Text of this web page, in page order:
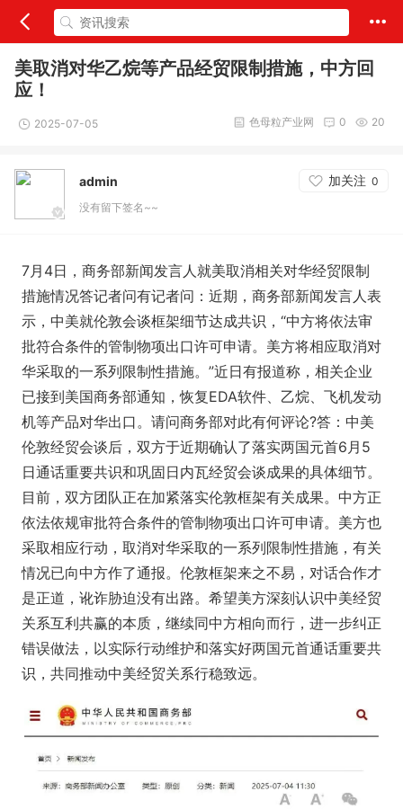
美取消对华乙烷等产品经贸限制措施，中方回
应！
2025-07-05 20
0
色母粒产业网
admin 加关注 0
没有留下签名~~
7月4日，商务部新闻发言人就美取消相关对华经贸限制
措施情况答记者问有记者问：近期，商务部新闻发言人表
示，中美就伦敦会谈框架细节达成共识，“中方将依法审
批符合条件的管制物项出口许可申请。美方将相应取消对
华采取的一系列限制性措施。”近日有报道称，相关企业
已接到美国商务部通知，恢复EDA软件、乙烷、飞机发动
机等产品对华出口。请问商务部对此有何评论?答：中美
伦敦经贸会谈后，双方于近期确认了落实两国元首6月5
日通话重要共识和巩固日内瓦经贸会谈成果的具体细节。
目前，双方团队正在加紧落实伦敦框架有关成果。中方正
依法依规审批符合条件的管制物项出口许可申请。美方也
采取相应行动，取消对华采取的一系列限制性措施，有关
情况已向中方作了通报。伦敦框架来之不易，对话合作才
是正道，讹诈胁迫没有出路。希望美方深刻认识中美经贸
关系互利共赢的本质，继续同中方相向而行，进一步纠正
错误做法，以实际行动维护和落实好两国元首通话重要共
识，共同推动中美经贸关系行稳致远。